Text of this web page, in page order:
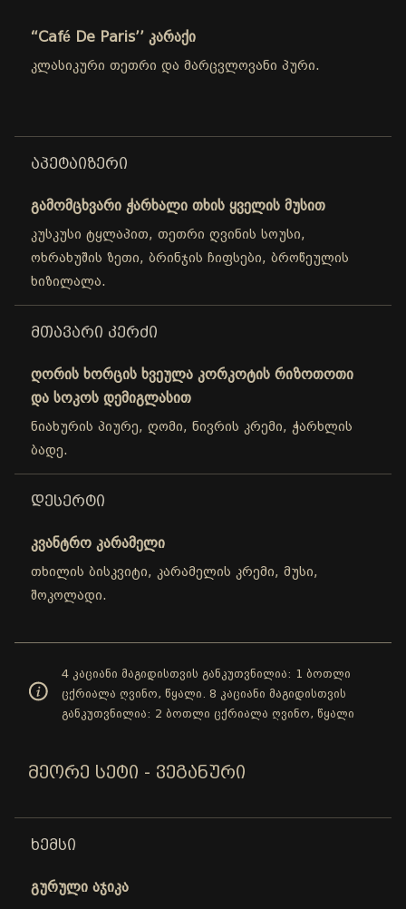
“Café De Paris’’ კარაქი
კლასიკური თეთრი და მარცვლოვანი პური.
ᲐᲞᲔᲢᲐᲘᲖᲔᲠᲘ
გამომცხვარი ჭარხალი თხის ყველის მუსით
კუსკუსი ტყლაპით, თეთრი ღვინის სოუსი,
ოხრახუშის ზეთი, ბრინჯის ჩიფსები, ბროწეულის
ხიზილალა.
ᲛᲗᲐᲕᲐᲠᲘ ᲙᲔᲠᲫᲘ
ღორის ხორცის ხვეულა კორკოტის რიზოთოთი
და სოკოს დემიგლასით
ნიახურის პიურე, ღომი, ნივრის კრემი, ჭარხლის
ბადე.
ᲓᲔᲡᲔᲠᲢᲘ
კვანტრო კარამელი
თხილის ბისკვიტი, კარამელის კრემი, მუსი,
შოკოლადი.
4 კაციანი მაგიდისთვის განკუთვნილია: 1 ბოთლი
ცქრიალა ღვინო, წყალი. 8 კაციანი მაგიდისთვის
განკუთვნილია: 2 ბოთლი ცქრიალა ღვინო, წყალი
ᲛᲔᲝᲠᲔ ᲡᲔᲢᲘ - ᲕᲔᲒᲐᲜᲣᲠᲘ
ᲮᲔᲛᲡᲘ
გურული აჯიკა